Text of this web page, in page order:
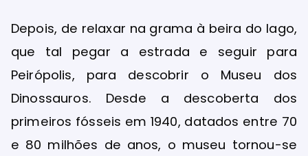
Depois, de relaxar na grama à beira do lago,
que tal pegar a estrada e seguir para
Peirópolis, para descobrir o Museu dos
Dinossauros. Desde a descoberta dos
primeiros fósseis em 1940, datados entre 70
e 80 milhões de anos, o museu tornou-se